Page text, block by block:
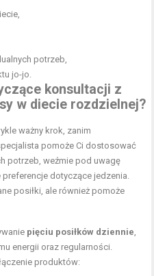
potrzeb,
jo-jo.
konsultacji z
w diecie rozdzielnej?
ważny krok, zanim
pomoże Ci dostosować
potrzeb, weźmie pod uwagę
dotyczące jedzenia.
posiłki, ale również pomoże
pięciu posiłków dziennie
energii oraz regularności.
produktów: